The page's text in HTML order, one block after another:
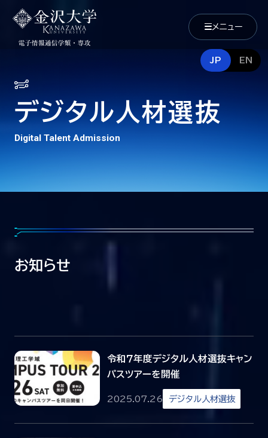
メニュー
JP EN
デジタル人材選抜
Digital Talent Admission
お知らせ
令和７年度デジタル人材選抜キャン
パスツアーを開催
2025.07.26 デジタル人材選抜